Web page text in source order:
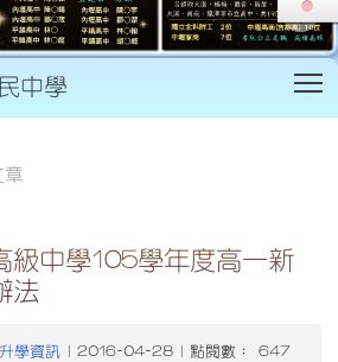
中學
章
級中學105學年度高一新
法
升學資訊| 2016-04-28 | 點閱數： 647